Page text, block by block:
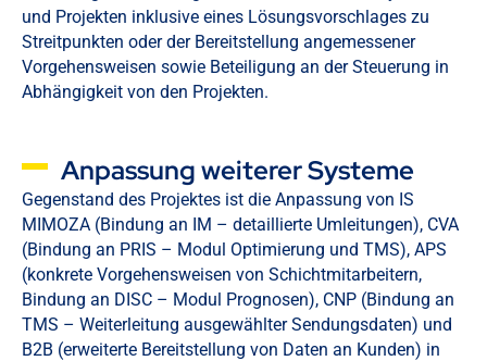
und Projekten inklusive eines Lösungsvorschlages zu
Streitpunkten oder der Bereitstellung angemessener
Vorgehensweisen sowie Beteiligung an der Steuerung in
Abhängigkeit von den Projekten.
Anpassung weiterer Systeme
Gegenstand des Projektes ist die Anpassung von IS
MIMOZA (Bindung an IM – detaillierte Umleitungen), CVA
(Bindung an PRIS – Modul Optimierung und TMS), APS
(konkrete Vorgehensweisen von Schichtmitarbeitern,
Bindung an DISC – Modul Prognosen), CNP (Bindung an
TMS – Weiterleitung ausgewählter Sendungsdaten) und
B2B (erweiterte Bereitstellung von Daten an Kunden) in